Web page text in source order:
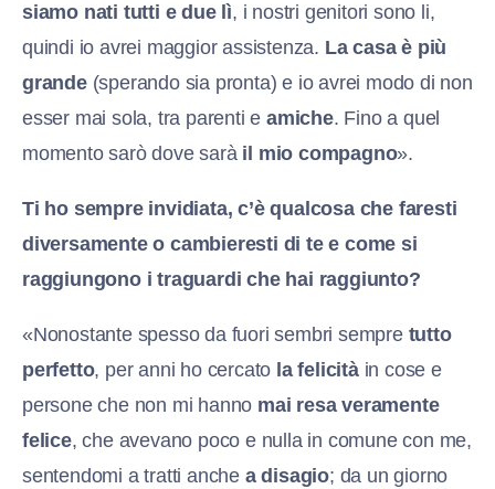
siamo nati tutti e due lì, i nostri genitori sono li,
quindi io avrei maggior assistenza. La casa è più
grande(sperando sia pronta) e io avrei modo di non
esser mai sola, tra parenti eamiche. Fino a quel
momento sarò dove sarà il mio compagno».
Ti ho sempre invidiata, c’è qualcosa che faresti
diversamente o cambieresti di te e come si
raggiungono i traguardi che hai raggiunto?
«Nonostante spesso da fuori sembri sempre tutto
perfetto, per anni ho cercato la felicitàin cose e
persone che non mi hanno mai resa veramente
felice, che avevano poco e nulla in comune con me,
sentendomi a tratti anche a disagio; da un giorno